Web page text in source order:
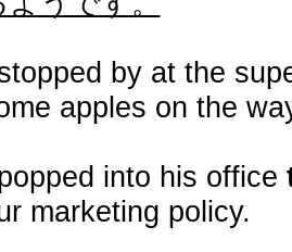
by at the
apples on the
into his office
marketing policy.